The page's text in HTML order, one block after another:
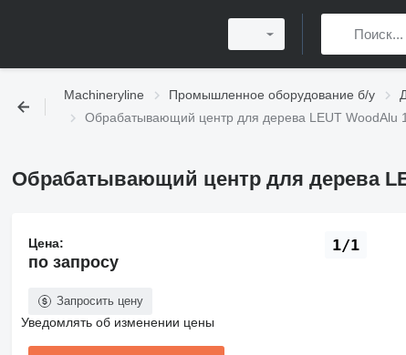
Machineryline Промышленное оборудование б/у
Обрабатывающий центр для дерева LEUT WoodAlu
Обрабатывающий центр для дерева
1/1
Цена:
по запросу
Запросить цену
Уведомлять об изменении цены